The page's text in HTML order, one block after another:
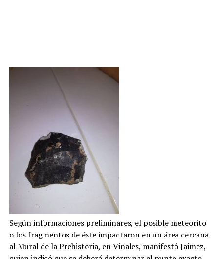
Según informaciones preliminares, el posible meteorito
o los fragmentos de éste impactaron en un área cercana
al Mural de la Prehistoria, en Viñales, manifestó Jaimez,